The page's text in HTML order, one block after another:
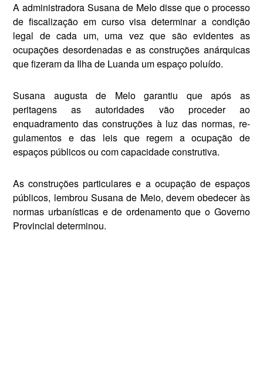
A administradora Susana de Me­Io disse que o processo
de fiscaliza­ção em curso visa determinar a con­dição
legal de cada um, uma vez que são evidentes as
ocupações de­sordenadas e as construções anár­quicas
que fizeram da Ilha de Luan­da um espaço poluído.
Susana augusta de Melo garantiu que após as
peritagens as autorida­des vão proceder ao
enquadramento das construções à luz das normas, re­
gulamentos e das leis que regem a ocupação de
espaços públicos ou com capacidade construtiva.
As construções particulares e a ocupação de espaços
públicos, lem­brou Susana de Meio, devem obe­decer às
normas urbanísticas e de ordenamento que o Governo
Pro­vincial determinou.